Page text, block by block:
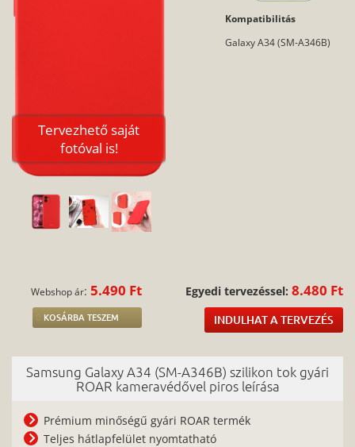
Tervezhető saját
fotóval is!
Kompatibilitás
Galaxy A34 (SM-A346B)
Webshop ár:5.490 Ft
KOSÁRBA TESZEM
Egyedi tervezéssel: 8.480 Ft
INDULHAT A TERVEZÉS
Samsung Galaxy A34 (SM-A346B) szilikon tok gyári
ROAR kameravédővel piros leírása
Prémium minőségű gyári ROAR termék
Teljes hátlapfelület nyomtatható